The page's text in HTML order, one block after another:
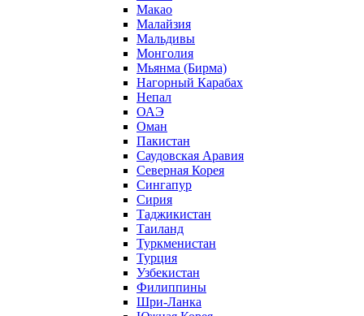
Макао
Малайзия
Мальдивы
Монголия
Мьянма (Бирма)
Нагорный Карабах
Непал
ОАЭ
Оман
Пакистан
Саудовская Аравия
Северная Корея
Сингапур
Сирия
Таджикистан
Таиланд
Туркменистан
Турция
Узбекистан
Филиппины
Шри-Ланка